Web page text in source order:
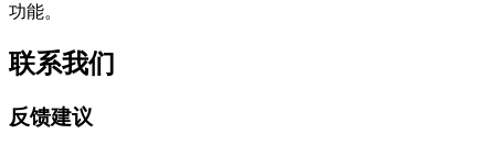
功能。
联系我们
反馈建议